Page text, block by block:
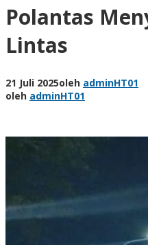
Polantas
Lintas
21 Juli 2025oleh adminHT01
oleh adminHT01